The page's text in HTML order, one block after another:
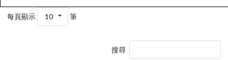
每頁顯示 10 筆
搜尋